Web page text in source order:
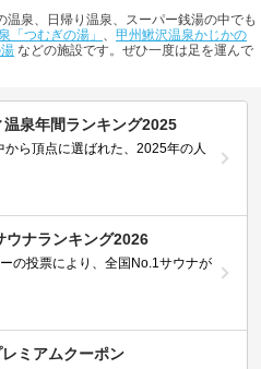
泉、日帰り温泉、スーパー銭湯の中でも
「つむぎの湯」 、 甲州鰍沢温泉かじかの
などの施設です。ぜひ一度は足を運んで
泉年間ランキング2025
から頂点に選ばれた、2025年の人
ウナランキング2026
の投票により、全国No.1サウナが
ミアムクーポン